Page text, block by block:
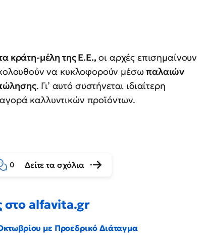
κράτη-μέλη της Ε.Ε., οι αρχές επισημαίνουν
να κυκλοφορούν μέσωπαλαιών
. Γι’ αυτό συστήνεται ιδιαίτερη
καλλυντικών προϊόντων.
0 Δείτε τα σχόλια
στο alfavita.gr
με Προεδρικό Διάταγμα